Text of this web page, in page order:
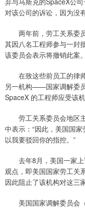
对该公司的诉讼，因为没
两年前，劳工关系委员
其因八名工程师参与一封
该委员会表示将撤销此案。
在致这些前员工的律师
另一机构——国家调解委
SpaceX 的工程师应受该
劳工关系委员会地区主
中表示：“因此，美国国
以我要驳回你的指控。”
去年8月，美国一家上
观点，即美国国家劳工关
因此阻止了该机构对这三
美国国家调解委员会（